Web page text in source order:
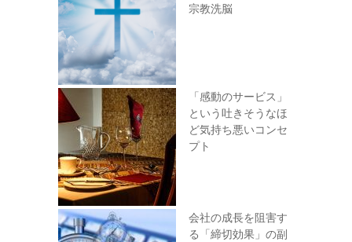
宗教洗脳
「感動のサービス」
という吐きそうなほ
ど気持ち悪いコンセ
プト
会社の成長を阻害す
る「締切効果」の副